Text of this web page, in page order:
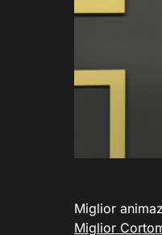
Miglior
Miglior